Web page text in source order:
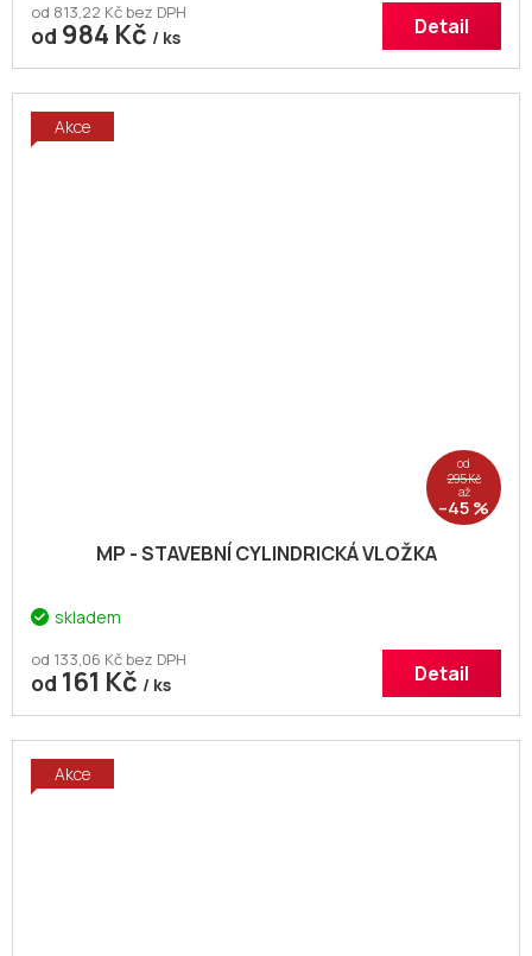
od 813,22 Kč bez DPH
od 984 Kč / ks Detail
Akce
od
295 Kč
až
–45 %
MP - STAVEBNÍ CYLINDRICKÁ VLOŽKA
skladem
od 133,06 Kč bez DPH
od 161 Kč / ks Detail
Akce